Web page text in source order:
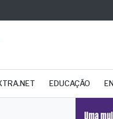
EDUCAÇÃO